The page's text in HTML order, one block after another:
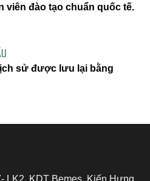
viên đào tạo chuẩn quốc tế.
sử được lưu lại bằng
LK2, KDT Bemes, Kiến Hưng,